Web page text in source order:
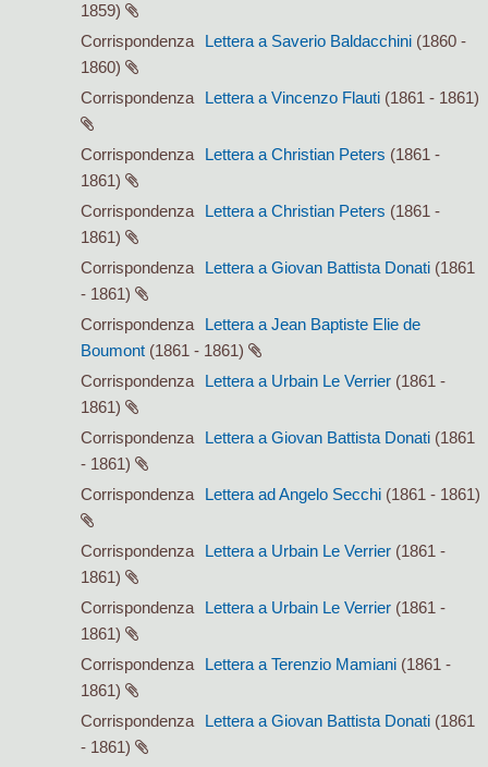
1859)
Corrispondenza
Lettera a Saverio Baldacchini (1860 -
1860)
Corrispondenza
Lettera a Vincenzo Flauti (1861 - 1861)
Corrispondenza Lettera a Christian Peters (1861 -
1861)
Corrispondenza
Lettera a Christian Peters (1861 -
1861)
Corrispondenza
Lettera a Giovan Battista Donati (1861
- 1861)
Corrispondenza
Lettera a Jean Baptiste Elie de
Boumont (1861 - 1861)
Corrispondenza
Lettera a Urbain Le Verrier (1861 -
1861)
Corrispondenza
Lettera a Giovan Battista Donati (1861
- 1861)
Corrispondenza
Lettera ad Angelo Secchi (1861 - 1861)
Corrispondenza Lettera a Urbain Le Verrier (1861 -
1861)
Corrispondenza
Lettera a Urbain Le Verrier (1861 -
1861)
Corrispondenza
Lettera a Terenzio Mamiani (1861 -
1861)
Corrispondenza
Lettera a Giovan Battista Donati (1861
- 1861)